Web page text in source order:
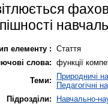
елементу : Стаття
слова: функції
Теми:
Природничі
Педагогічні
Підрозділи:
Навчально-